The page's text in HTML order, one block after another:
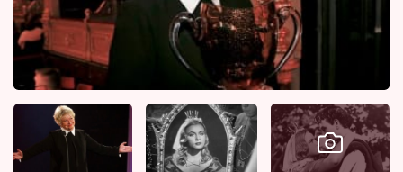
Sledujte prima+
Filmový festival Karlovy Vary
Pořady
Mámy sobě